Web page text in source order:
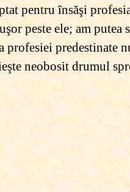
pentru însăşi
peste ele; am
predestinate
neobosit drumul